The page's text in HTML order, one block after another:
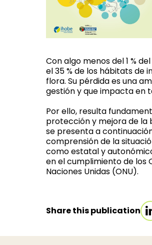
Con algo menos del 1 %
el 35 % de los hábitats de
flora. Su pérdida es una
gestión y que impacta en
Por ello, resulta
protección y mejora de la
se presenta a
comprensión de la
como estatal y
en el cumplimiento de los
Naciones Unidas (ONU).
Share this publication